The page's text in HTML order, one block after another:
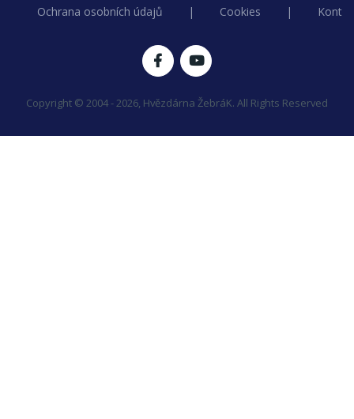
Ochrana osobních údajů | Cookies |
Copyright © 2004 - 2026, Hvězdárna ŽebráK. All Rights Reserved